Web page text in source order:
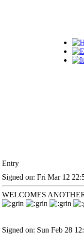
Entry
Signed on: Fri Mar 12
WELCOMES
Signed on: Sun Feb 28